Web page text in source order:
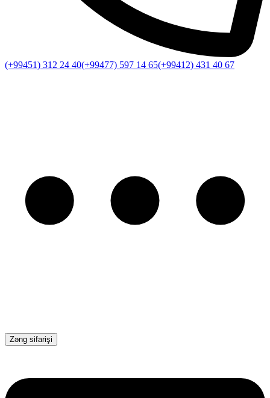
(+99451) 312 24 40(+99477) 597 14 65(+99412) 431 40 67
Zəng sifarişi